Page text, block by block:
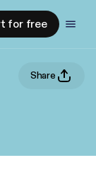
for free
Share